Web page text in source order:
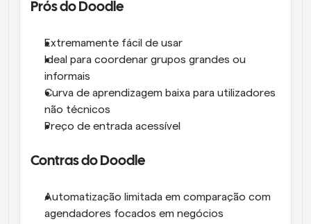
Prós do Doodle
Extremamente fácil de usar
Ideal para coordenar grupos grandes ou
informais
Curva de aprendizagem baixa para utilizadores
não técnicos
Preço de entrada acessível
Contras do Doodle
Automatização limitada em comparação com
agendadores focados em negócios